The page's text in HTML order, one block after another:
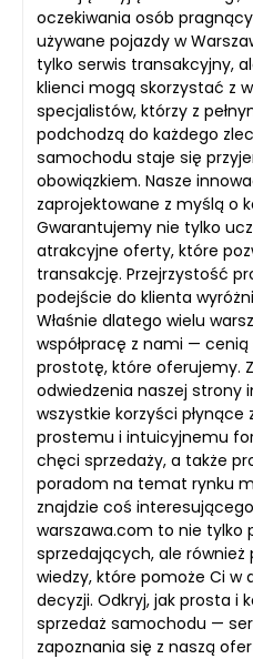
oczekiwania osób
używane pojazdy w
tylko serwis transakcyjny,
klienci mogą skorzystać z
specjalistów, którzy z
podchodzą do każdego
samochodu staje się
obowiązkiem. Nasze
zaprojektowane z myślą o
Gwarantujemy nie tylko
atrakcyjne oferty, które
transakcję. Przejrzystość
podejście do klienta
Właśnie dlatego wielu
współpracę z nami —
prostotę, które oferujemy.
odwiedzenia naszej strony
wszystkie korzyści płynące
prostemu i intuicyjnemu
chęci sprzedaży, a także
poradom na temat rynku
znajdzie coś
warszawa.com to nie tylko
sprzedających, ale
wiedzy, które pomoże Ci w
decyzji. Odkryj, jak prosta i
sprzedaż samochodu —
zapoznania się z naszą